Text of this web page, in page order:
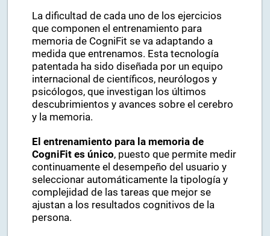
La dificultad de cada uno de los ejercicios
que componen el entrenamiento para
memoria de CogniFit se va adaptando a
medida que entrenamos. Esta tecnología
patentada ha sido diseñada por un equipo
internacional de científicos, neurólogos y
psicólogos, que investigan los últimos
descubrimientos y avances sobre el cerebro
y la memoria.
El entrenamiento para la memoria de
CogniFit es único, puesto que permite medir
continuamente el desempeño del usuario y
seleccionar automáticamente la tipología y
complejidad de las tareas que mejor se
ajustan a los resultados cognitivos de la
persona.